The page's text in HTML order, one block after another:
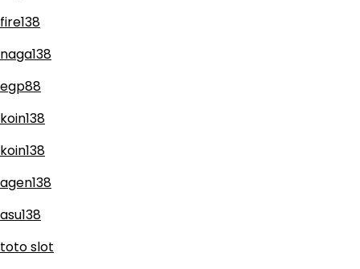
fire138
naga138
egp88
koin138
koin138
agen138
asu138
toto slot